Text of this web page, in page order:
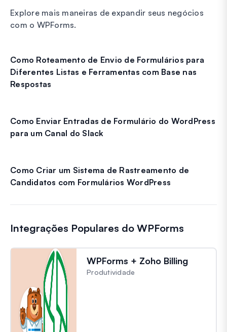
Explore mais maneiras de expandir seus negócios
com o WPForms.
Como Roteamento de Envio de Formulários para
Diferentes Listas e Ferramentas com Base nas
Respostas
Como Enviar Entradas de Formulário do WordPress
para um Canal do Slack
Como Criar um Sistema de Rastreamento de
Candidatos com Formulários WordPress
Integrações Populares do WPForms
WPForms + Zoho Billing
Produtividade